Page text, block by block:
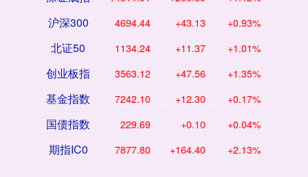
沪深300 4694.44 +43.13 +0.93%
北证50 1134.24 +11.37 +1.01%
创业板指 3563.12 +47.56 +1.35%
基金指数 7242.10 +12.30 +0.17%
国债指数 229.69 +0.10 +0.04%
期指IC0 7877.80 +164.40 +2.13%